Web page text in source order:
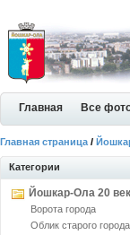
Главная Все
Главная страница /
Категории
Йошкар-Ола 20
Ворота города
Облик старого города